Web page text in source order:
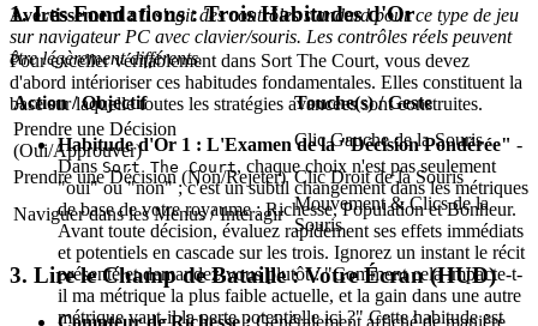
Avertissement : Il s'agit des contrôles standard pour ce type de jeu
sur navigateur PC avec clavier/souris. Les contrôles réels peuvent
être légèrement différents.
Action / Objectif
Touche(s) / Geste
Prendre une Décision
(Oui/Approuver)
Clic Gauche de la Souris
Prendre une Décision (Non/Rejeter) Clic Droit de la Souris
Naviguer dans les Menus / Interagir
Mouvement & Clics de la
Souris
3. Lire le Champ de Bataille : Votre Écran (HUD)
Compteur de Richesse :Généralement affiché de manière
1. Les Fondations : Trois Habitudes d'Or
Pour exceller véritablement dans Sort The Court, vous devez
d'abord intérioriser ces habitudes fondamentales. Elles constituent la
base sur laquelle toutes les stratégies avancées sont construites.
Habitude d'Or 1 : L'Examen de la "Décision Pondérée" -
Dans Sort The Court, chaque choix n'est pas seulement
"oui" ou "non" ; c'est un subtil changement dans les métriques
de base de votre royaume : Richesse, Population et Bonheur.
Avant toute décision, évaluez rapidement ses effets immédiats
et potentiels en cascade sur les trois. Ignorez un instant le récit
présenté et demandez-vous plutôt : "Comment cela impacte-t-
il ma métrique la plus faible actuelle, et la gain dans une autre
métrique vaut-il la perte potentielle ici ?" Cette habitude est